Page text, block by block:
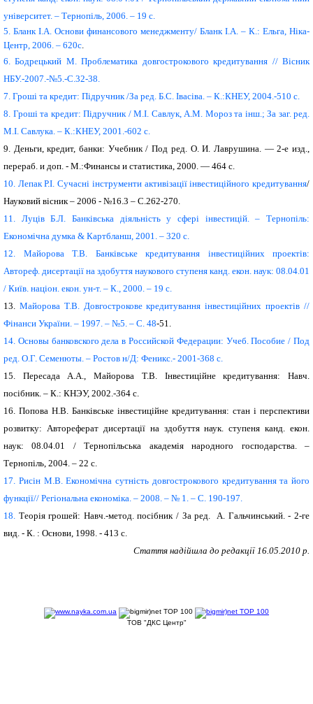
університет. – Тернопіль, 2006. – 19 с.
5. Бланк І.А. Основи финансового менеджменту/ Бланк І.А. – К.: Ельга, Ніка-
Центр, 2006. – 620с
6.
Бодрецький М. Проблематика довгострокового кредитування // Вісник
НБУ.-2007.-№5.-С.32-38.
7. Гроші та кредит: Підручник /За ред. Б.С. Івасіва. – К.:КНЕУ, 2004.-510 с.
8. Гроші та кредит: Підручник / М.І. Савлук, А.М. Мороз та інш.; За заг. ред.
М.І. Савлука. – К.:КНЕУ, 2001.-602 с.
9.
Деньги, кредит, банки: Учебник / Под ред. О. И. Лаврушина. — 2-е изд.,
перераб. и доп. - М.:Финансы и статистика, 2000. — 464 с.
10. Лепак Р.І. Сучасні інструменти активізації інвестиційного кредитування/
Науковий вісник – 2006 - №16.3 – С.262-270.
11.
Луцiв Б.Л. Банкiвська дiяльнiсть у сферi iнвестицiй. – Тернопiль:
Економiчна думка & Картбланш, 2001. – 320 с.
12. Майорова Т.В. Банківське кредитування інвестиційних проектів:
Автореф. дисертації на здобуття наукового ступеня канд. екон. наук: 08.04.01
/ Київ. націон. екон. ун-т. – К., 2000. – 19 с.
13. Майорова Т.В. Довгострокове кредитування інвестиційних проектів //
Фiнанси Украïни. – 1997. – №5. – С. 48-51.
14. Основы банковского дела в Российской Федерации: Учеб. Пособие / Под
ред. О.Г. Семенюты. – Ростов н/Д: Феникс.- 2001-368 с.
15.
Пересада А.А., Майорова Т.В. Інвестиційне кредитування: Навч.
посібник. – К.: КНЭУ, 2002.-364 с.
16. Попова Н.В. Банківське інвестиційне кредитування: стан і перспективи
розвитку: Автореферат дисертації на здобуття наук. ступеня канд. екон.
наук: 08.04.01 /Тернопiльська академiя народного господарства . –
Тернопіль, 2004. – 22 с.
17. Рисін М.В. Економічна сутність довгострокового кредитування та його
функції// Регіональна економіка. – 2008. – № 1. – С. 190-197.
18. Теорія грошей: Навч.-метод. посібник /За ред.
А. Гальчинський. - 2-ге
вид. - К. : Основи, 1998. - 413 с.
Стаття надійшла до редакції 16.05.2010 р.
ТОВ "ДКС Центр"